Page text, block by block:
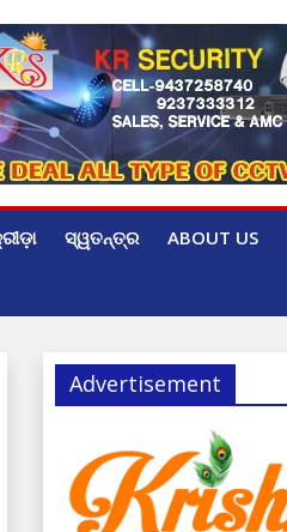
ସ୍ୱତନ୍ତ୍ର ABOUT US
Advertisement